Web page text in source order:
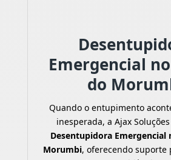
Emergencial
do
Quando o entupimento
inesperada, a Ajax
Desentupidora Emergencial
Morumbi, oferecendo suporte